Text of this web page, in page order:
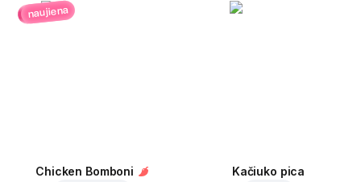
naujiena
Chicken Bomboni Kačiuko pica